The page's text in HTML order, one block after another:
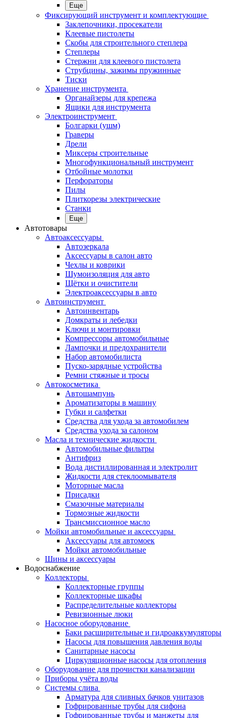
Еще
Фиксирующий инструмент и комплектующие
Заклепочники, просекатели
Клеевые пистолеты
Скобы для строительного степлера
Степлеры
Стержни для клеевого пистолета
Струбцины, зажимы пружинные
Тиски
Хранение инструмента
Органайзеры для крепежа
Ящики для инструмента
Электроинструмент
Болгарки (ушм)
Граверы
Дрели
Миксеры строительные
Многофункциональный инструмент
Отбойные молотки
Перфораторы
Пилы
Плиткорезы электрические
Станки
Еще
Автотовары
Автоаксессуары
Автозеркала
Аксессуары в салон авто
Чехлы и коврики
Шумоизоляция для авто
Щётки и очистители
Электроаксессуары в авто
Автоинструмент
Автоинвентарь
Домкраты и лебедки
Ключи и монтировки
Компрессоры автомобильные
Лампочки и предохранители
Набор автомобилиста
Пуско-зарядные устройства
Ремни стяжные и тросы
Автокосметика
Автошампунь
Ароматизаторы в машину
Губки и салфетки
Средства для ухода за автомобилем
Средства ухода за салоном
Масла и технические жидкости
Автомобильные фильтры
Антифриз
Вода дистиллированная и электролит
Жидкости для стеклоомывателя
Моторные масла
Присадки
Смазочные материалы
Тормозные жидкости
Трансмиссионное масло
Мойки автомобильные и аксессуары
Аксессуары для автомоек
Мойки автомобильные
Шины и аксессуары
Водоснабжение
Коллекторы
Коллекторные группы
Коллекторные шкафы
Распределительные коллекторы
Ревизионные люки
Насосное оборудование
Баки расширительные и гидроаккумуляторы
Насосы для повышения давления воды
Санитарные насосы
Циркуляционные насосы для отопления
Оборудование для прочистки канализации
Приборы учёта воды
Системы слива
Арматура для сливных бачков унитазов
Гофрированные трубы для сифона
Гофрированные трубы и манжеты для